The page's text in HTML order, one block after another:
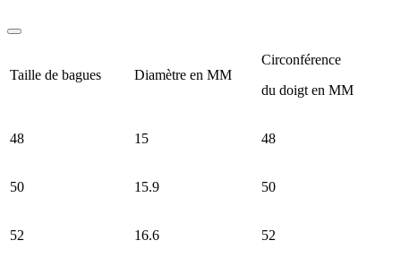
Taille de bagues Diamètre en MM
Circonférence
du doigt en MM
48 15 48
50 15.9 50
52 16.6 52